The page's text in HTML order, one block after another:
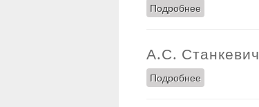
Подробнее
А.С. Станкевич
Подробнее